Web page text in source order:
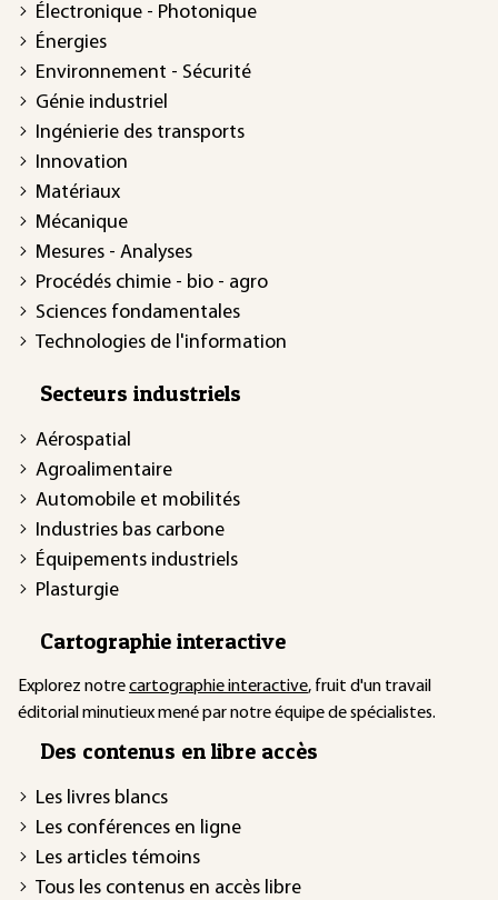
Électronique - Photonique
Énergies
Environnement - Sécurité
Génie industriel
Ingénierie des transports
Innovation
Matériaux
Mécanique
Mesures - Analyses
Procédés chimie - bio - agro
Sciences fondamentales
Technologies de l'information
Secteurs industriels
Aérospatial
Agroalimentaire
Automobile et mobilités
Industries bas carbone
Équipements industriels
Plasturgie
Cartographie interactive
Explorez notrecartographie interactive, fruit d'un travail
éditorial minutieux mené par notre équipe de spécialistes.
Des contenus en libre accès
Les livres blancs
Les conférences en ligne
Les articles témoins
Tous les contenus en accès libre